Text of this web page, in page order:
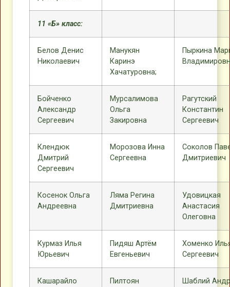
11 «Б» класс:
Белов Денис
Николаевич
Манукян
Каринэ
Хачатуровна;
Пыркина
Бойченко
Александр
Сергеевич
Мурсалимова
Ольга
Закировна
Рагутский
Константин
Сергеевич
Клендюк
Дмитрий
Сергеевич
Морозова Инна
Сергеевна
Соколов
Дмитриевич
Косенок Ольга
Андреевна
Ляма Регина
Дмитриевна
Удовицкая
Анастасия
Олеговна
Курмаз Илья
Юрьевич
Пидяш Артём
Евгеньевич
Хоменко
Сергеевич
Кашарайло
Пилтоян
Шаблий